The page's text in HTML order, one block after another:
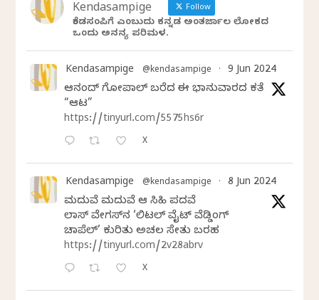
Kendasampige Follow
ಕೆಂಡಸಂಪಿಗೆ ಎಂಬುದು ಕನ್ನಡ ಅಂತರ್ಜಾಲ ಲೋಕದ
ಒಂದು ಅನನ್ಯ ಪರಿಮಳ.
Kendasampige @kendasampige · 9 Jun 2024
ಆನಂದ್‌ ಗೋಪಾಲ್‌ ಬರೆದ ಈ ಭಾನುವಾರದ ಕತೆ
“ಆಟ”
https://tinyurl.com/5575hs6r
X
Kendasampige @kendasampige · 8 Jun 2024
ಮದುವೆ ಮದುವೆ ಆ ಸಿಹಿ ಪದವೆ
ಲಾಸ್‌ ವೇಗಸ್‌ನ ‘ಲಿಟಲ್ ವೈಟ್ ವೆಡ್ಡಿಂಗ್
ಚಾಪೆಲ್’ ಕುರಿತು ಅಚಲ ಸೇತು ಬರಹ
https://tinyurl.com/2v28abrv
X